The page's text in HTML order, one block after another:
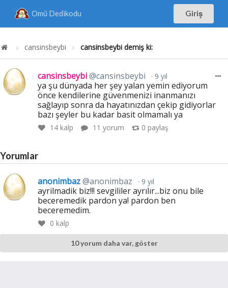
Omü Dedikodu Giriş
cansinsbeybi cansinsbeybi demiş ki:
cansinsbeybi@cansinsbeybi 9 yıl
ya şu dünyada her şey yalan yemin ediyorum
önce kendilerine güvenmenizi inanmanızı
sağlayıp sonra da hayatınızdan çekip gidiyorlar
bazı şeyler bu kadar basit olmamalı ya
14kalp 11 yorum 0 paylaş
Yorumlar
anonimbaz@anonimbaz 9 yıl
ayrilmadik biz!!! sevgililer ayrılır...biz onu bile
beceremedik pardon ya! pardon ben
beceremedim.
0 kalp
10 yorum daha var, göster